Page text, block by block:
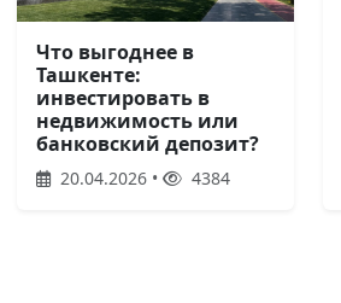
Что выгоднее в
Ташкенте:
инвестировать в
недвижимость или
банковский депозит?
20.04.2026 • 4384